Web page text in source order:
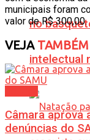
no
intelectual
municipais foram
valor de R$ 300,00.
VEJATAMBÉM
Câmara aprova
denúncias do